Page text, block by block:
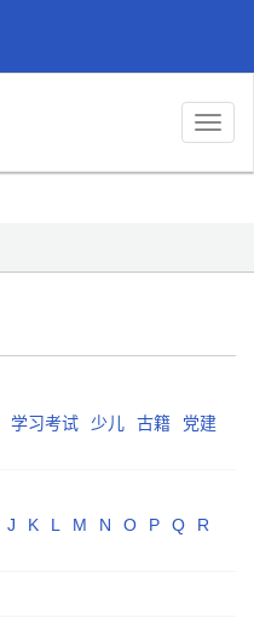
学习考试 少儿 古籍
党建
J K L M N O P Q
R